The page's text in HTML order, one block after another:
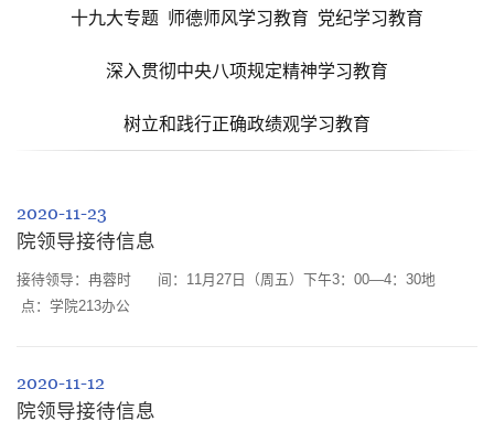
十九大专题 师德师风学习教育 党纪学习教育
深入贯彻中央八项规定精神学习教育
树立和践行正确政绩观学习教育
2020-11-23
院领导接待信息
接待领导：冉蓉时 间：11月27日（周五）下午3：00—4：30地
点：学院213办公
2020-11-12
院领导接待信息